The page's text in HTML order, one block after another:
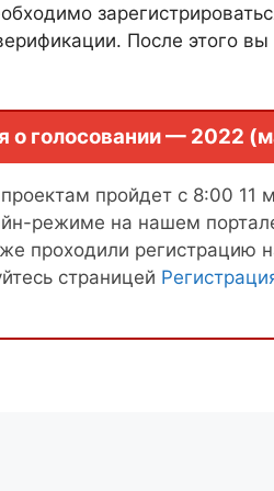
После этого вы
о голосовании — 2022
пройдет с 8:00 11
режиме на нашем
проходили регистрацию
страницей